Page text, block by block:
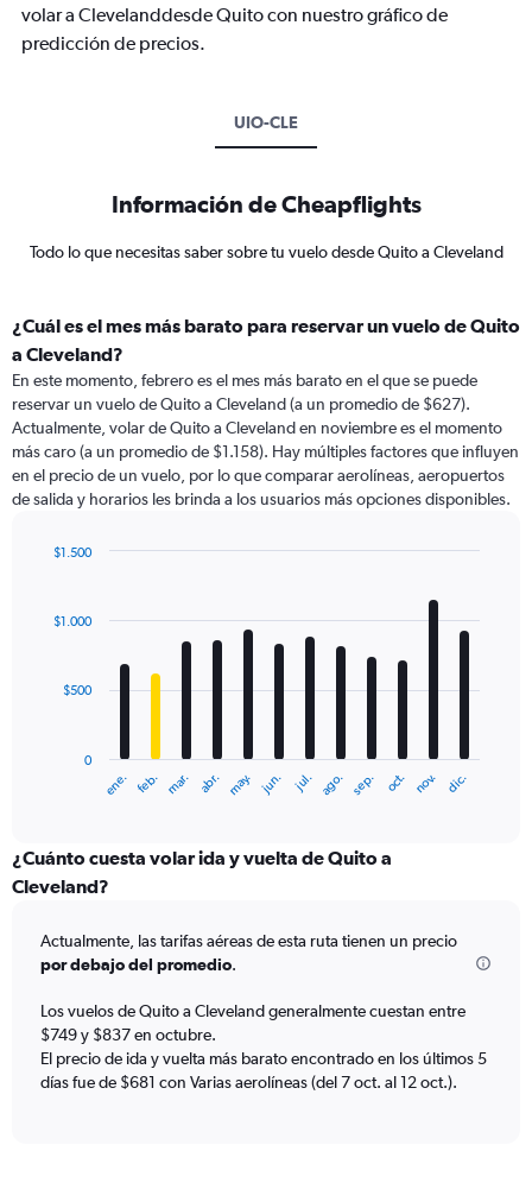
volar a Clevelanddesde Quito con nuestro gráfico de
predicción de precios.
UIO-CLE
Información de Cheapflights
Todo lo que necesitas saber sobre tu vuelo desde Quito a Cleveland
¿Cuál es el mes más barato para reservar un vuelo de Quito
a Cleveland?
En este momento, febrero es el mes más barato en el que se puede
reservar un vuelo de Quito a Cleveland (a un promedio de $627).
Actualmente, volar de Quito a Cleveland en noviembre es el momento
más caro (a un promedio de $1.158). Hay múltiples factores que influyen
en el precio de un vuelo, por lo que comparar aerolíneas, aeropuertos
de salida y horarios les brinda a los usuarios más opciones disponibles.
with
12
The
categories.
Range:
The
chart
1
Y
axis
displaying
ene. feb. mar. abr. may. jun. jul. ago. sep. oct. nov. dic.
0
$500
$1.000
$1.500
¿Cuánto cuesta volar ida y vuelta de Quito a
Cleveland?
Actualmente, las tarifas aéreas de esta ruta tienen un precio
por debajo del promedio.
Los vuelos de Quito a Cleveland generalmente cuestan entre
$749 y $837 en octubre.
El precio de ida y vuelta más barato encontrado en los últimos 5
días fue de $681 con Varias aerolíneas (del 7 oct. al 12 oct.).